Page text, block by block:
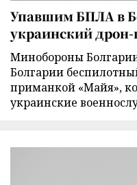
Упавшим БПЛА в
украинский
Минобороны
Болгарии
приманкой «Майя»,
украинские